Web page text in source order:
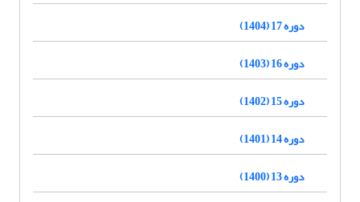
دوره 17 (1404)
دوره 16 (1403)
دوره 15 (1402)
دوره 14 (1401)
دوره 13 (1400)